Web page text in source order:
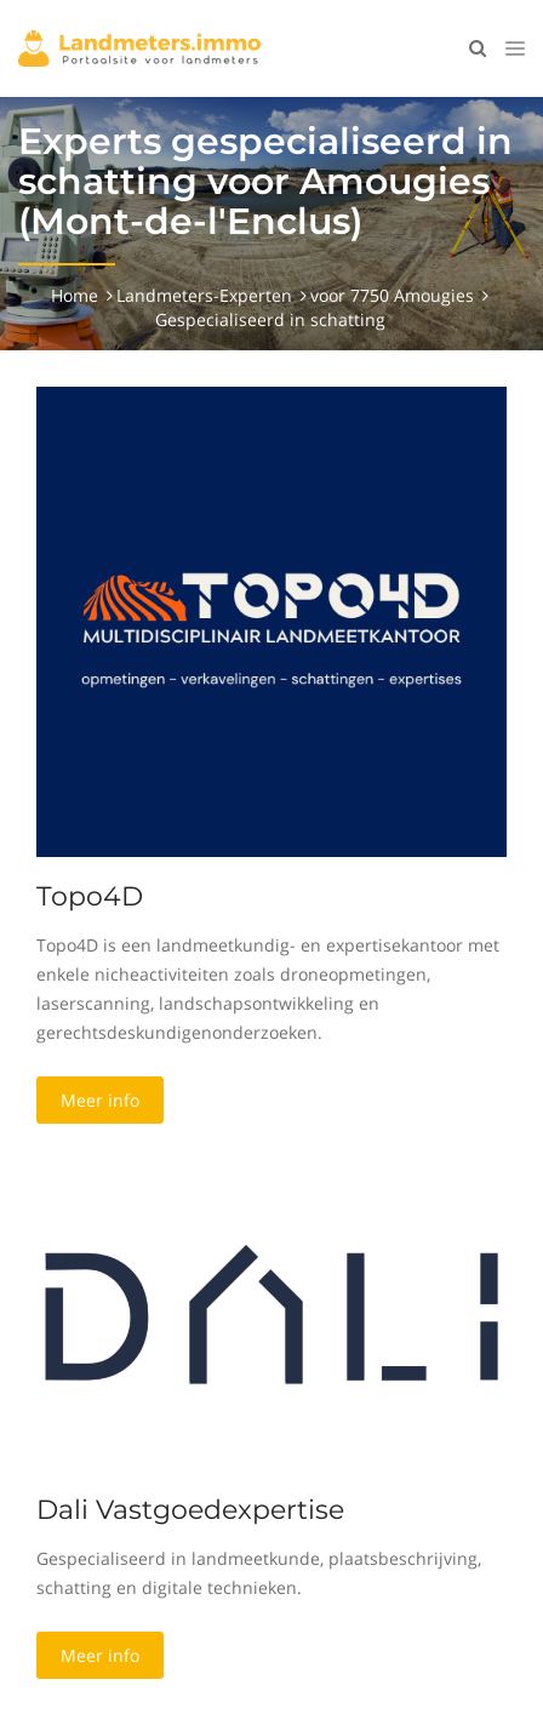
Experts gespecialiseerd in
schatting voor Amougies
(Mont-de-l'Enclus)
Home Landmeters-Experten
voor 7750 Amougies
Gespecialiseerd in schatting
Topo4D
Topo4D is een landmeetkundig- en expertisekantoor met
enkele nicheactiviteiten zoals droneopmetingen,
laserscanning, landschapsontwikkeling en
gerechtsdeskundigenonderzoeken.
Meer info
Dali Vastgoedexpertise
Gespecialiseerd in landmeetkunde, plaatsbeschrijving,
schatting en digitale technieken.
Meer info